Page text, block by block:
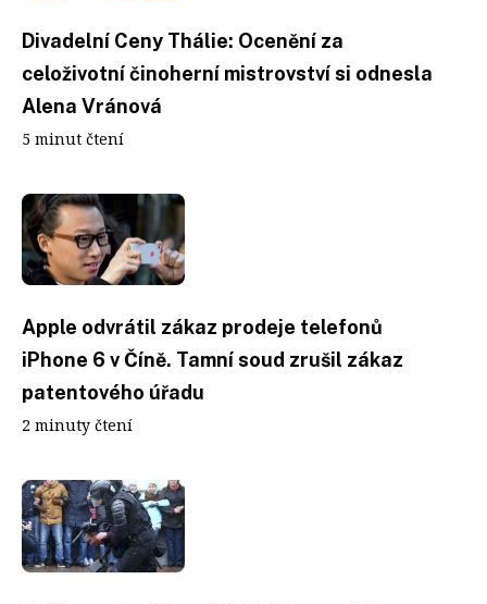
Divadelní Ceny Thálie: Ocenění za
celoživotní činoherní mistrovství si odnesla
Alena Vránová
5 minut čtení
Apple odvrátil zákaz prodeje telefonů
iPhone 6 v Číně. Tamní soud zrušil zákaz
patentového úřadu
2 minuty čtení